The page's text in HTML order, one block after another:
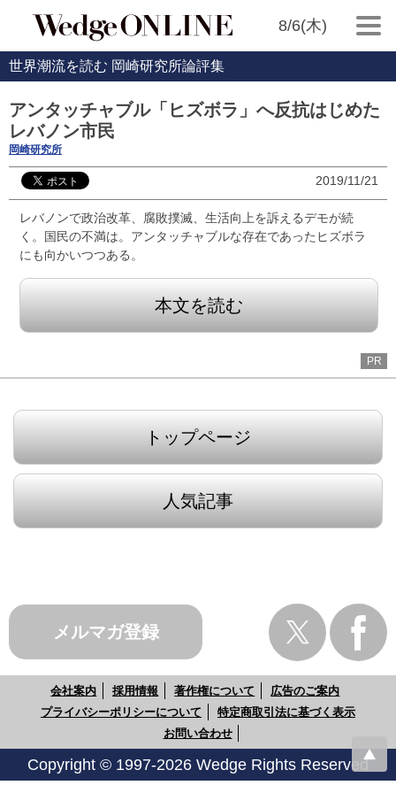
8/6(木)
世界潮流を読む 岡崎研究所論評集
アンタッチャブル「ヒズボラ」へ反抗はじめた
レバノン市民
岡崎研究所
2019/11/21
レバノンで政治改革、腐敗撲滅、生活向上を訴えるデモが続
く。国民の不満は。アンタッチャブルな存在であったヒズボラ
にも向かいつつある。
本文を読む
PR
トップページ
人気記事
メルマガ登録
会社案内 採用情報 著作権について
広告のご案内
プライバシーポリシーについて
特定商取引法に基づく表示
お問い合わせ
Copyright © 1997-2026 Wedge Rights Reserved